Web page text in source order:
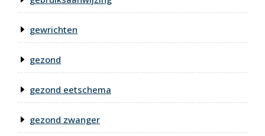
gewrichten
gezond
gezond eetschema
gezond zwanger